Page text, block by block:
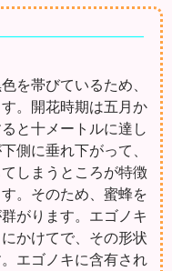
を帯びているため、
。開花時期は五月か
と十メートルに達し
側に垂れ下がって、
しまうところが特徴
。そのため、蜜蜂を
がります。エゴノキ
かけてで、その形状
エゴノキに含有され